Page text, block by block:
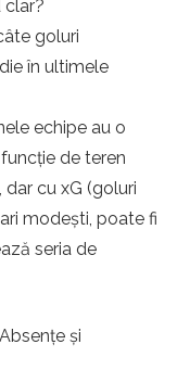
clar?
goluri
în ultimele
echipe au o
de teren
cu xG (goluri
modești, poate fi
seria de
și